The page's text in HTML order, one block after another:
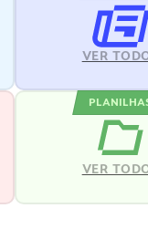
VER
VER